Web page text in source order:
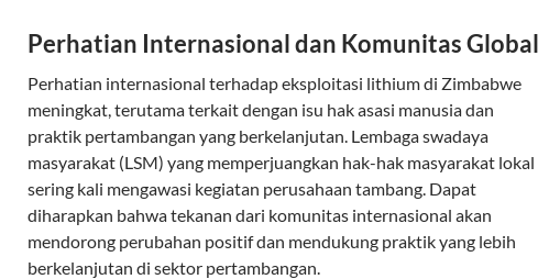
Perhatian Internasional dan Komunitas Global
Perhatian internasional terhadap eksploitasi lithium di Zimbabwe
meningkat, terutama terkait dengan isu hak asasi manusia dan
praktik pertambangan yang berkelanjutan. Lembaga swadaya
masyarakat (LSM) yang memperjuangkan hak-hak masyarakat lokal
sering kali mengawasi kegiatan perusahaan tambang. Dapat
diharapkan bahwa tekanan dari komunitas internasional akan
mendorong perubahan positif dan mendukung praktik yang lebih
berkelanjutan di sektor pertambangan.